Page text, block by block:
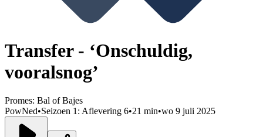
Transfer - ‘Onschuldig,
vooralsnog’
Promes: Bal of Bajes
PowNed•Seizoen 1: Aflevering 6•21 min•wo 9 juli 2025